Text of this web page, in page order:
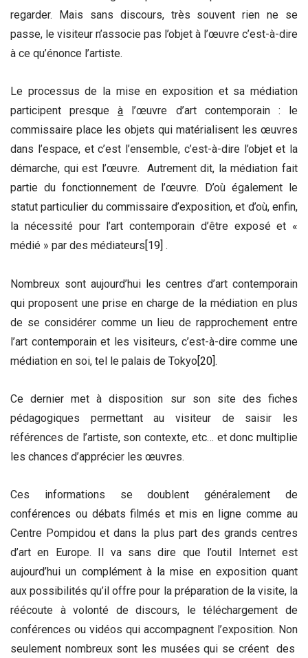
regarder. Mais sans discours, très souvent rien ne se
passe, le visiteur n’associe pas l’objet à l’œuvre c’est-à-dire
à ce qu’énonce l’artiste.
Le processus de la mise en exposition et sa médiation
participent presqueà l’œuvre d’art contemporain : le
commissaire place les objets qui matérialisent les œuvres
dans l’espace, et c’est l’ensemble, c’est-à-dire l’objet et la
démarche, qui est l’œuvre. Autrement dit, la médiation fait
partie du fonctionnement de l’œuvre. D’où également le
statut particulier du commissaire d’exposition, et d’où, enfin,
la nécessité pour l’art contemporain d’être exposé et «
médié » par des médiateurs [19] .
Nombreux sont aujourd’hui les centres d’art contemporain
qui proposent une prise en charge de la médiation en plus
de se considérer comme un lieu de rapprochement entre
l’art contemporain et les visiteurs, c’est-à-dire comme une
médiation en soi, tel le palais de Tokyo[20].
Ce dernier met à disposition sur son site des fiches
pédagogiques permettant au visiteur de saisir les
références de l’artiste, son contexte, etc… et donc multiplie
les chances d’apprécier les œuvres.
Ces informations se doublent généralement de
conférences ou débats filmés et mis en ligne comme au
Centre Pompidou et dans la plus part des grands centres
d’art en Europe. Il va sans dire que l’outil Internet est
aujourd’hui un complément à la mise en exposition quant
aux possibilités qu’il offre pour la préparation de la visite, la
réécoute à volonté de discours, le téléchargement de
conférences ou vidéos qui accompagnent l’exposition. Non
seulement nombreux sont les musées qui se créent des